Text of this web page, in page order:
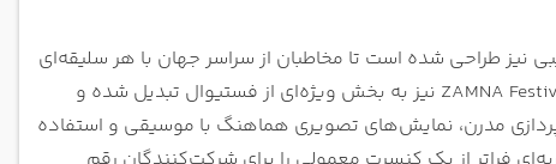
طراحی شده است تا مخاطبان از سراسر جهان با هر سلیقه‌ای
بتوانند از این فستیوال لذت ببرند. همکاری فستیوال UNTOLD با برند معروف ZAMNA Festival نیز به بخش ویژه‌ای از فستیوال تبدیل شده و
مدرن، نمایش‌های تصویری هماهنگ با موسیقی و استفاده